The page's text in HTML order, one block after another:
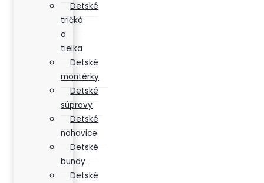
Detské
tričká
a
tielka
Detské
montérky
Detské
súpravy
Detské
nohavice
Detské
bundy
Detské